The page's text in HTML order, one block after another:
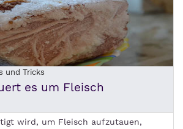
und Tricks
es um Fleisch
wird, um Fleisch aufzutauen,